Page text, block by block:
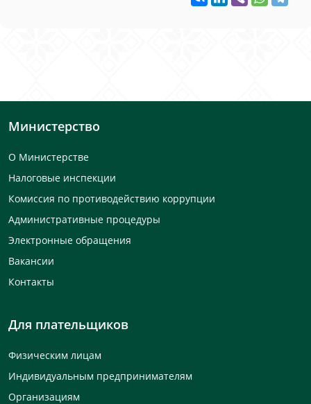
Министерство
О Министерстве
Налоговые инспекции
Комиссия по противодействию коррупции
Административные процедуры
Электронные обращения
Вакансии
Контакты
Для плательщиков
Физическим лицам
Индивидуальным предпринимателям
Организациям